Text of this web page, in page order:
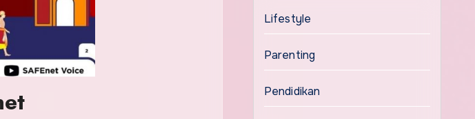
Lifestyle
Parenting
Pendidikan